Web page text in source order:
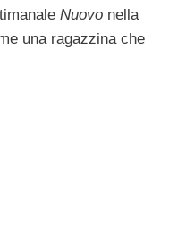
Nuovo nella
una ragazzina che